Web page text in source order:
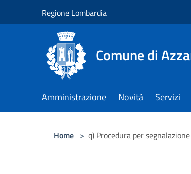
Regione Lombardia
Comune di
Amministrazione Novità Servizi
Home > q) Procedura per